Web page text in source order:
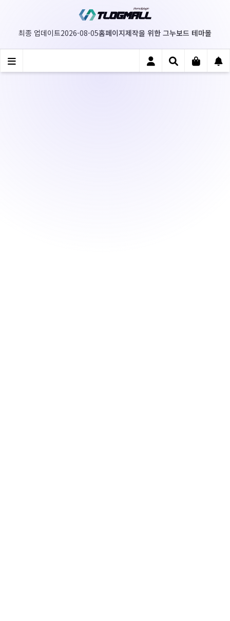
최종 업데이트2026-08-05홈페이지제작을 위한 그누보드 테마몰